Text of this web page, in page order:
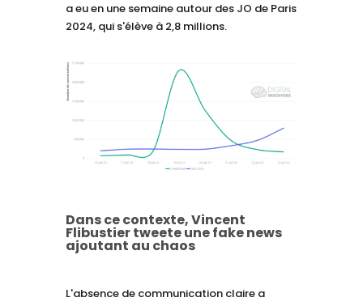
a eu en une semaine autour des JO de Paris
2024, qui s'élève à 2,8 millions.
Dans ce contexte, Vincent
Flibustier tweete une fake news
ajoutant au chaos
L'absence de communication claire a